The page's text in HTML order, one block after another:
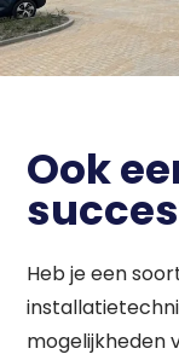
Ook
Heb je een
mogelijkheden